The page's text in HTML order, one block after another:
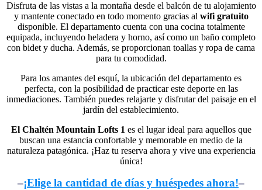
Disfruta de las vistas a la montaña desde el balcón de tu alojamiento
y mantente conectado en todo momento gracias al wifi gratuito
disponible. El departamento cuenta con una cocina totalmente
equipada, incluyendo heladera y horno, así como un baño completo
con bidet y ducha. Además, se proporcionan toallas y ropa de cama
para tu comodidad.
Para los amantes del esquí, la ubicación del departamento es
perfecta, con la posibilidad de practicar este deporte en las
inmediaciones. También puedes relajarte y disfrutar del paisaje en el
jardín del establecimiento.
El Chaltén Mountain Lofts 1 es el lugar ideal para aquellos que
buscan una estancia confortable y memorable en medio de la
naturaleza patagónica. ¡Haz tu reserva ahora y vive una experiencia
única!
–¡Elige la cantidad de días y huéspedes ahora!–